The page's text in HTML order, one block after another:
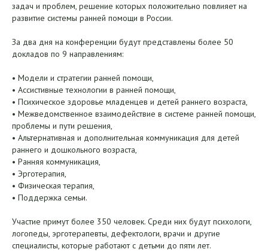
задач и проблем, решение которых положительно повлияет на
развитие системы ранней помощи в России.
За два дня на конференции будут представлены более 50
докладов по 9 направлениям:
• Модели и стратегии ранней помощи,
• Ассистивные технологии в ранней помощи,
• Психическое здоровье младенцев и детей раннего возраста,
• Межведомственное взаимодействие в системе ранней помощи,
проблемы и пути решения,
• Альтернативная и дополнительная коммуникация для детей
раннего и дошкольного возраста,
• Ранняя коммуникация,
• Эрготерапия,
• Физическая терапия,
• Поддержка семьи.
Участие примут более 350 человек. Среди них будут психологи,
логопеды, эрготерапевты, дефектологи, врачи и другие
специалисты, которые работают с детьми до пяти лет.